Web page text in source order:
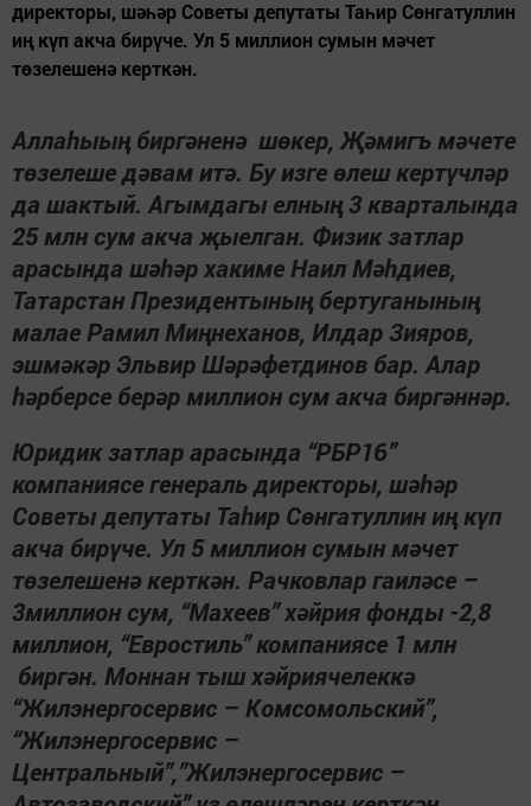
директоры, шәһәр Советы депутаты Таһир Сөнгатуллин
иң күп акча бирүче. Ул 5 миллион сумын мәчет
төзелешенә керткән.
Аллаһыың биргәненә шөкер, Җәмигъ мәчете
төзелеше дәвам итә. Бу изге өлеш кертүчләр
да шактый. Агымдагы елның 3 кварталында
25 млн сум акча җыелган. Физик затлар
арасында шәһәр хакиме Наил Мәһдиев,
Татарстан Президентының бертуганының
малае Рамил Миңнеханов, Илдар Зияров,
эшмәкәр Эльвир Шәрәфетдинов бар. Алар
һәрберсе берәр миллион сум акча биргәннәр.
Юридик затлар арасында “РБР16”
компаниясе генераль директоры, шәһәр
Советы депутаты Таһир Сөнгатуллин иң күп
акча бирүче. Ул 5 миллион сумын мәчет
төзелешенә керткән. Рачковлар гаиләсе –
3миллион сум, “Махеев” хәйрия фонды -2,8
миллион, “Евростиль” компаниясе 1 млн
биргән. Моннан тыш хәйриячелеккә
“Жилэнергосервис – Комсомольский”,
“Жилэнергосервис –
Центральный”,”Жилэнергосервис –